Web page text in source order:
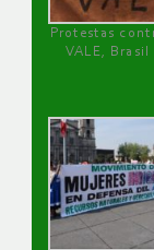
Protestas
VALE, Brasil